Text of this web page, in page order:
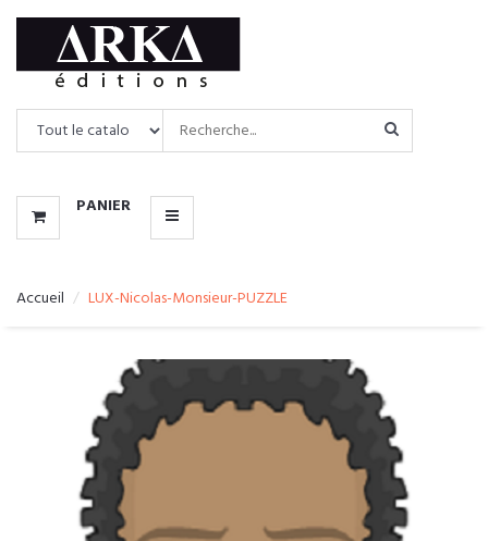
PANIER
CATALOGUE
MENU
Accueil LUX-Nicolas-Monsieur-PUZZLE